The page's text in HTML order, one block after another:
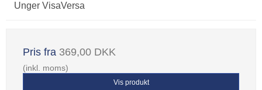
Unger VisaVersa
Pris fra 369,00 DKK
(inkl. moms)
Vis produkt